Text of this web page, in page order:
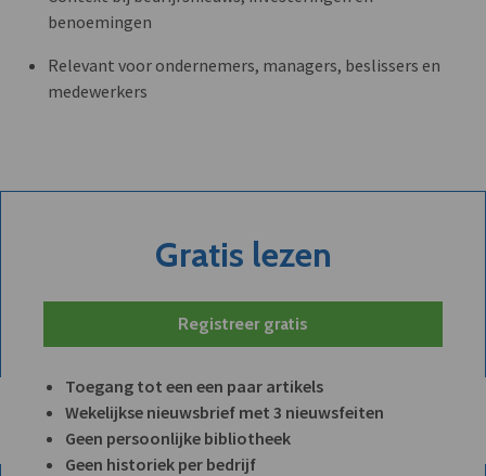
benoemingen
Relevant voor ondernemers, managers, beslissers en
medewerkers
Gratis lezen
Registreer gratis
Toegang tot een een paar artikels
Wekelijkse nieuwsbrief met 3 nieuwsfeiten
Geen persoonlijke bibliotheek
Geen historiek per bedrijf